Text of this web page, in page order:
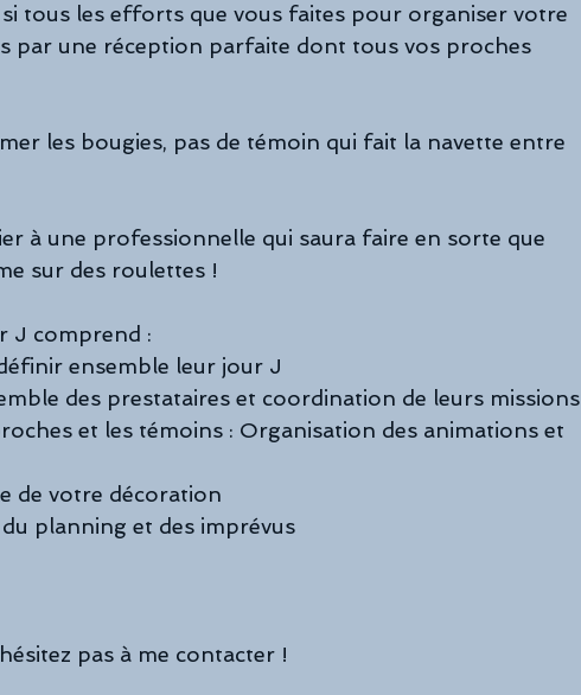
tous les efforts que vous faites pour organiser votre
par une réception parfaite dont tous vos proches
les bougies, pas de témoin qui fait la navette entre
à une professionnelle qui saura faire en sorte que
sur des roulettes !
J comprend :
ensemble leur jour J
des prestataires et coordination de leurs missions
et les témoins : Organisation des animations et
de votre décoration
planning et des imprévus
pas à me contacter !